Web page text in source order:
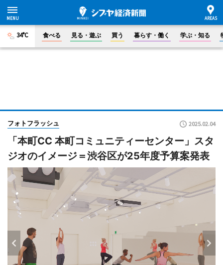
34°C 食べる 見る・遊ぶ 買う 暮らす・働く 学ぶ・知る
フォトフラッシュ 2025.02.04
「本町CC 本町コミュニティーセンター」スタ
ジオのイメージ＝渋谷区が25年度予算案発表